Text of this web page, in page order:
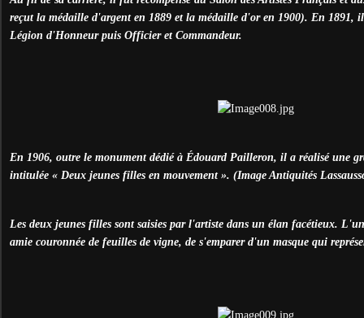
reçut la médaille d'argent en 1889 et la médaille d'or en 1900). En 1891,
Légion d'Honneur puis Officier et Commandeur.
En 1906, outre le monument dédié à Édouard Pailleron, il a réalisé une
intitulée « Deux jeunes filles en mouvement ». (Image Antiquités
Les deux jeunes filles sont saisies par l'artiste dans un élan facétieux.
amie couronnée de feuilles de vigne, de s'emparer d'un masque qui